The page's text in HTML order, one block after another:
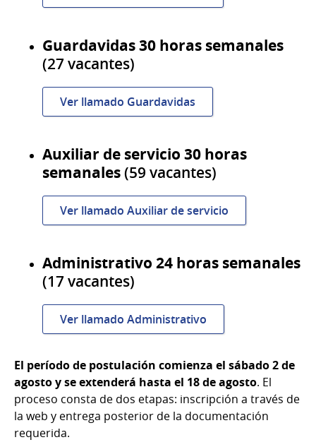
Guardavidas 30 horas semanales
(27 vacantes)
Ver llamado Guardavidas
Auxiliar de servicio 30 horas
semanales(59 vacantes)
Ver llamado Auxiliar de servicio
Administrativo 24 horas semanales
(17 vacantes)
Ver llamado Administrativo
El período de postulación comienza el sábado 2 de
agosto y se extenderá hasta el 18 de agosto. El
proceso consta de dos etapas: inscripción a través de
la web y entrega posterior de la documentación
requerida.